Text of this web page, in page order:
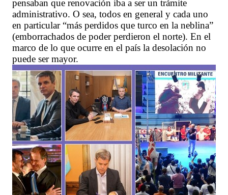
pensaban que renovación iba a ser un trámite
administrativo. O sea, todos en general y cada uno
en particular “más perdidos que turco en la neblina”
(emborrachados de poder perdieron el norte). En el
marco de lo que ocurre en el país la desolación no
puede ser mayor.